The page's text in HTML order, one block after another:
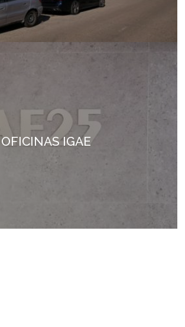
OFICINAS IGAE